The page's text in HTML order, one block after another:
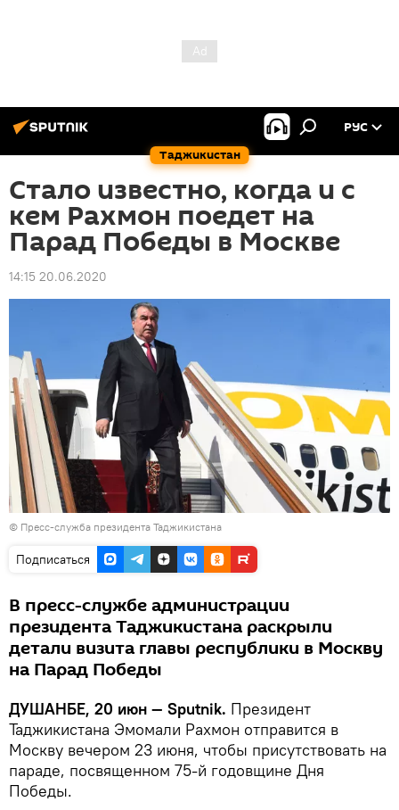
Таджикистан
РУС
Стало известно, когда и с
кем Рахмон поедет на
Парад Победы в Москве
14:15 20.06.2020
© Пресс-служба президента Таджикистана
Подписаться
В пресс-службе администрации
президента Таджикистана раскрыли
детали визита главы республики в Москву
на Парад Победы
ДУШАНБЕ, 20 июн — Sputnik. Президент
Таджикистана Эмомали Рахмон отправится в
Москву вечером 23 июня, чтобы присутствовать на
параде, посвященном 75-й годовщине Дня
Победы.